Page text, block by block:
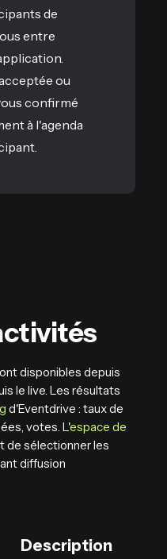
de
entre
ou
confirmé
à l'agenda
disponibles depuis
le live. Les résultats
d'Eventdrive : taux de
votes. L'espace de
de sélectionner les
diffusion
Description